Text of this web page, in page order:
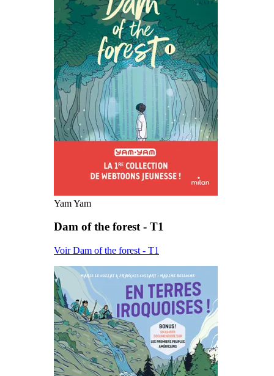
Yam Yam
Dam of the forest - T1
Voir Dam of the forest - T1